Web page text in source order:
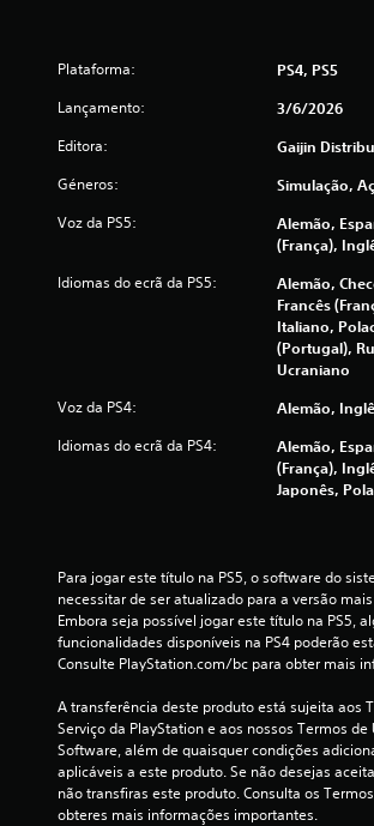
Plataforma: PS4, PS5
Lançamento: 3/6/2026
Editora: Gaijin
Géneros: Simulação,
Voz da PS5:
Alemão,
(França),
Idiomas do ecrã da PS5:
Alemão,
Francês
Italiano,
(Portugal),
Ucraniano
Voz da PS4: Alemão,
Idiomas do ecrã da PS4:
Alemão,
(França),
Japonês,
Para jogar este título na PS5, o software do
necessitar de ser atualizado para a versão
Embora seja possível jogar este título na PS5,
funcionalidades disponíveis na PS4 poderão
Consulte PlayStation.com/bc para obter mais
A transferência deste produto está sujeita aos
Serviço da PlayStation e aos nossos Termos de
Software, além de quaisquer condições
aplicáveis a este produto. Se não desejas
não transfiras este produto. Consulta os
obteres mais informações importantes.